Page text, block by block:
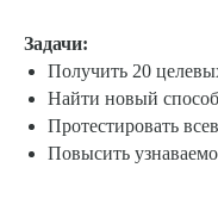
Задачи:
Получить 20
Найти новый
Протестировать
Повысить